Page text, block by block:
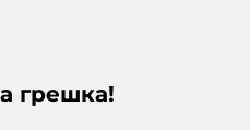
грешка!